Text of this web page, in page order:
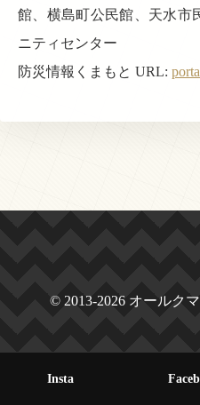
館、横島町公民館、天水市
ニティセンター
防災情報くまもと URL:
© 2013-2026 オールク
Insta